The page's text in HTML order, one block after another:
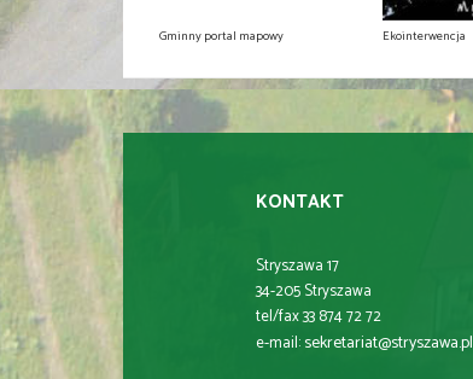
Gminny portal mapowy Ekointerwencja
KONTAKT
Stryszawa 17
34-205 Stryszawa
tel/fax 33 874 72 72
e-mail:sekretariat@stryszawa.pl